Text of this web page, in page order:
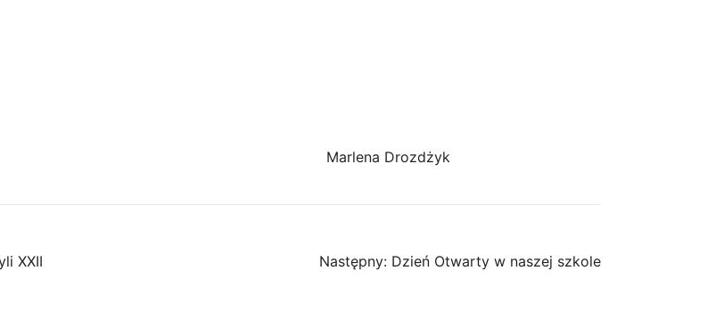
Marlena Drozdżyk
XXII
Następny: Dzień Otwarty w naszej szkole